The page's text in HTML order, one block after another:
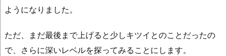
ようになりました。
ただ、まだ最後まで上げると少しキツイとのことだったの
で、さらに深いレベルを探ってみることにします。